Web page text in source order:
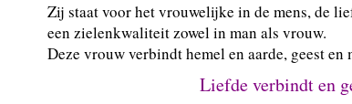
Zij staat voor het vrouwelijke in de mens, de
een zielenkwaliteit zowel in man als vrouw.
Deze vrouw verbindt hemel en aarde, geest en
Liefde verbindt en